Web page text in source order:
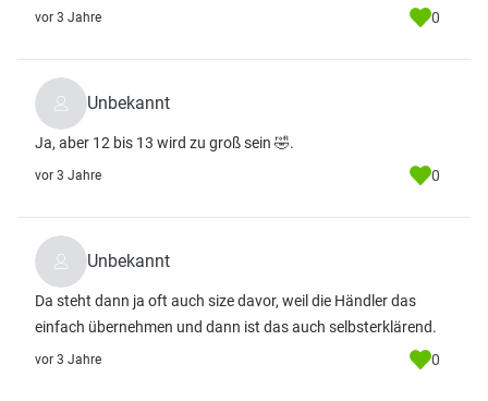
vor 3 Jahre 0
Unbekannt
Ja, aber 12 bis 13 wird zu groß sein 🤣.
vor 3 Jahre 0
Unbekannt
Da steht dann ja oft auch size davor, weil die Händler das
einfach übernehmen und dann ist das auch selbsterklärend.
vor 3 Jahre 0